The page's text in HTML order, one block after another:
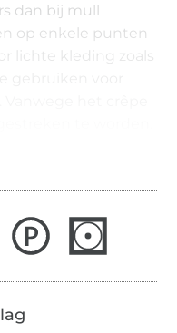
dan bij mull
op enkele punten
lichte kleding zoals